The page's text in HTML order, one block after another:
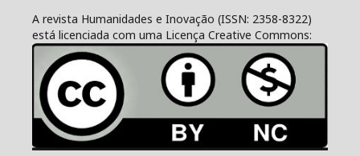
A revista Humanidades e Inovação (ISSN: 2358-8322)
está licenciada com uma Licença Creative Commons: